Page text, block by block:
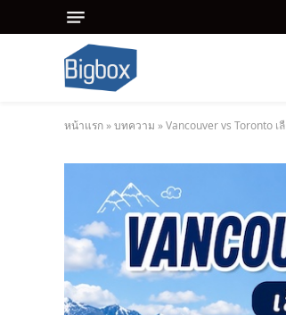
หน้าแรก »บทความ »Vancouver vs Toronto